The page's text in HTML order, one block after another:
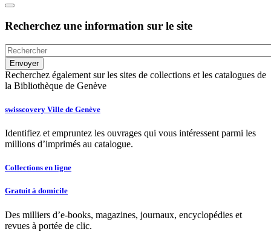
Recherchez une information sur le site
Recherchez également sur les sites de collections et les catalogues de
la Bibliothèque de Genève
swisscovery Ville de Genève
Identifiez et empruntez les ouvrages qui vous intéressent parmi les
millions d’imprimés au catalogue.
Collections en ligne
Gratuit à domicile
Des milliers d’e-books, magazines, journaux, encyclopédies et
revues à portée de clic.